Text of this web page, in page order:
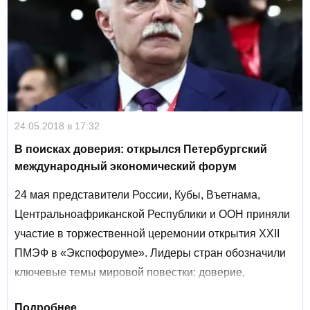
экономического форума.
По словам В. Путина, встречи в Санкт-Петербурге
24.05.2018 в 17:32
В поисках доверия: открылся Петербургский
международный экономический форум
24 мая представители России, Кубы, Въетнама,
Центральноафриканской Республики и ООН приняли
участие в торжественной церемонии открытия XXII
ПМЭФ в «Экспофоруме». Лидеры стран обозначили
ключевые темы мировой повестки: доверие,
Подробнее